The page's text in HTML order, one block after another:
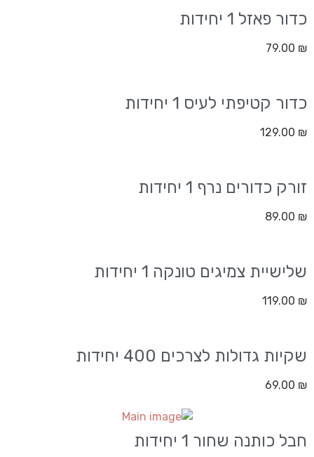
כדור פאזל 1 יחידות
79.00 ₪
כדור קטיפתי לעיס 1 יחידות
129.00 ₪
זורק כדורים נרף 1 יחידות
89.00 ₪
שלישיית צמיגים טונקה 1 יחידות
119.00 ₪
שקיות גדולות לצרכים 400 יחידות
69.00 ₪
חבל כותנה שחור 1 יחידות